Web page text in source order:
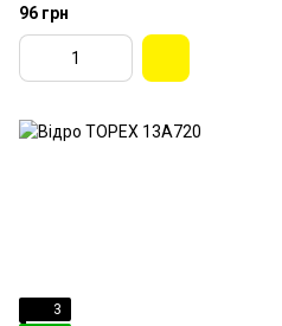
96 грн
3